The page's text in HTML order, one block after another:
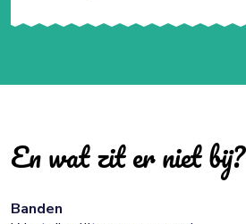
En wat zit er niet bij?
Banden